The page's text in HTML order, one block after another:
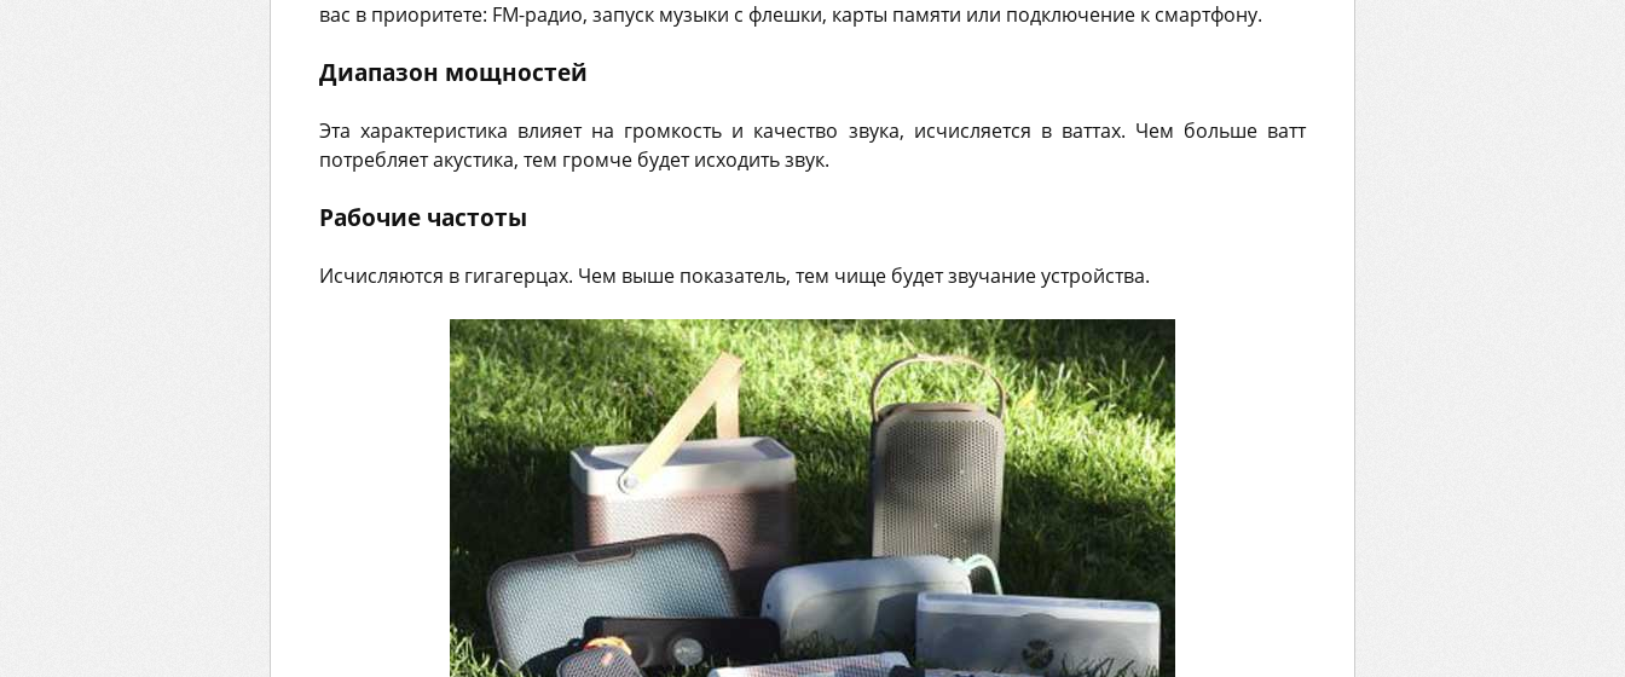
вас в приоритете: FM-радио, запуск музыки с флешки, карты памяти или подключение к смартфону.
Диапазон мощностей
Эта характеристика влияет на громкость и качество звука, исчисляется в ваттах. Чем больше ватт
потребляет акустика, тем громче будет исходить звук.
Рабочие частоты
Исчисляются в гигагерцах. Чем выше показатель, тем чище будет звучание устройства.